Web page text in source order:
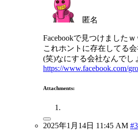
匿名
Facebookで見つけましたｗ
これホントに存在してる
(笑)なにする会社なんでし
https://www.facebook.com/
Attachments:
2025年1月14日 11:45 AM